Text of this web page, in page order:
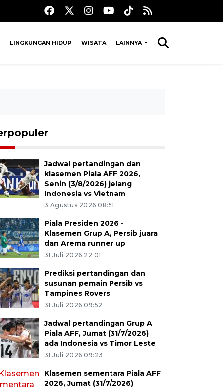
LINGKUNGAN HIDUP WISATA LAINNYA
Jadwal pertandingan dan
klasemen Piala AFF 2026,
Senin (3/8/2026) jelang
Indonesia vs Vietnam
3 Agustus 2026 08:51
Piala Presiden 2026 -
Klasemen Grup A, Persib juara
dan Arema runner up
31 Juli 2026 22:01
Prediksi pertandingan dan
susunan pemain Persib vs
Tampines Rovers
31 Juli 2026 09:52
Jadwal pertandingan Grup A
Piala AFF, Jumat (31/7/2026)
ada Indonesia vs Timor Leste
31 Juli 2026 09:23
Klasemen sementara Piala AFF
2026, Jumat (31/7/2026)